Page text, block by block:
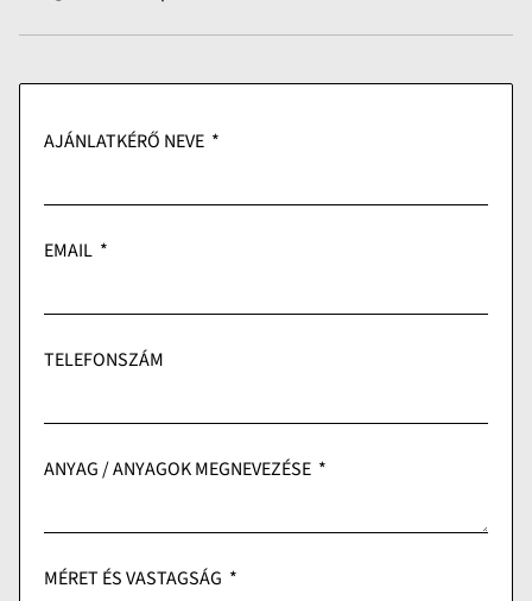
AJÁNLATKÉRŐ NEVE
EMAIL
TELEFONSZÁM
ANYAG / ANYAGOK MEGNEVEZÉSE
MÉRET ÉS VASTAGSÁG